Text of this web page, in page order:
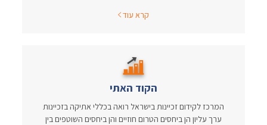
קרא עוד
הקוד האתי
המרכז לקידום זכיינות בישראל רואה בכללי אתיקה בזכיינות
ערך עליון הן ביחסים הטרום חוזיים והן ביחסים השוטפים בין